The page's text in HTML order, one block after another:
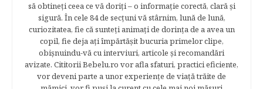
să obtineţi ceea ce vă doriţi – o informaţie corectă, clară şi
sigură. În cele 84 de secțuni vă stârnim, lună de lună,
curiozitatea, fie că sunteţi animaţi de dorinţa de a avea un
copil, fie deja aţi împărtăşit bucuria primelor clipe,
obişnuindu-vă cu interviuri, articole şi recomandări
avizate. Cititorii Bebelu.ro vor afla sfaturi, practici eficiente,
vor deveni parte a unor experienţe de viaţă trăite de